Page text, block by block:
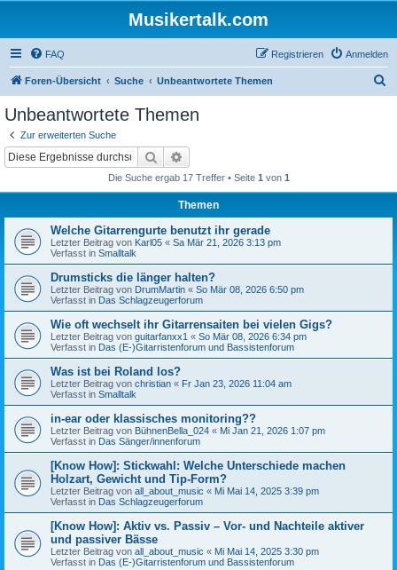
Musikertalk.com
FAQ Anmelden
Registrieren
Foren-Übersicht Suche Unbeantwortete Themen
Unbeantwortete Themen
Zur erweiterten Suche
Suche
Die Suche ergab 17 Treffer • Seite 1 von 1
Themen
Welche Gitarrengurte benutzt ihr gerade
Letzter Beitrag von Karl05 « Sa Mär 21, 2026 3:13 pm
Verfasst in Smalltalk
Drumsticks die länger halten?
Letzter Beitrag von DrumMartin « So Mär 08, 2026 6:50 pm
Verfasst in Das Schlagzeugerforum
Wie oft wechselt ihr Gitarrensaiten bei vielen Gigs?
Letzter Beitrag von guitarfanxx1 « So Mär 08, 2026 6:34 pm
Verfasst in Das (E-)Gitarristenforum und Bassistenforum
Was ist bei Roland los?
Letzter Beitrag von christian « Fr Jan 23, 2026 11:04 am
Verfasst in Smalltalk
in-ear oder klassisches monitoring??
Letzter Beitrag von BühnenBella_024 « Mi Jan 21, 2026 1:07 pm
Verfasst in Das Sänger/innenforum
[Know How]: Stickwahl: Welche Unterschiede machen
Holzart, Gewicht und Tip-Form?
Letzter Beitrag von all_about_music « Mi Mai 14, 2025 3:39 pm
Verfasst in Das Schlagzeugerforum
[Know How]: Aktiv vs. Passiv – Vor- und Nachteile aktiver
und passiver Bässe
Letzter Beitrag von all_about_music « Mi Mai 14, 2025 3:30 pm
Verfasst in Das (E-)Gitarristenforum und Bassistenforum